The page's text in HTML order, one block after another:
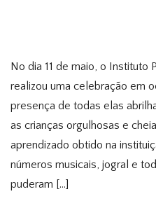
No dia 11 de maio, o Instituto
realizou uma celebração em
presença de todas elas
as crianças orgulhosas e
aprendizado obtido na
números musicais, jogral e
puderam […]